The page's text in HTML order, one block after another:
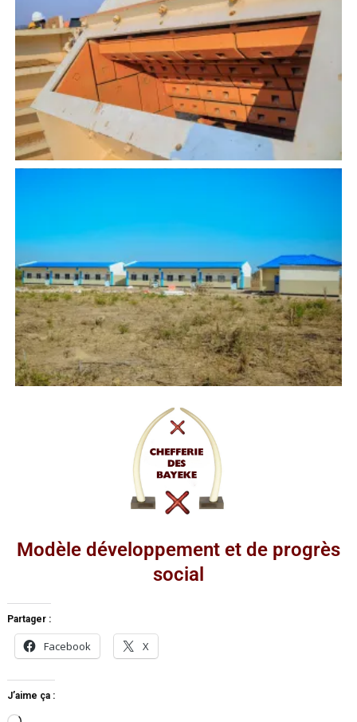
Modèle développement et de progrès
social
Partager :
Facebook X
J’aime ça :